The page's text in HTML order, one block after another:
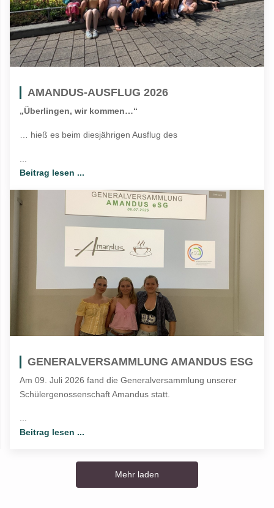
AMANDUS-AUSFLUG 2026
„Überlingen, wir kommen…“
… hieß es beim diesjährigen Ausflug des
Beitrag lesen ...
GENERALVERSAMMLUNG AMANDUS ESG
Am 09. Juli 2026 fand die Generalversammlung unserer
Schülergenossenschaft Amandus statt.
Beitrag lesen ...
Mehr laden